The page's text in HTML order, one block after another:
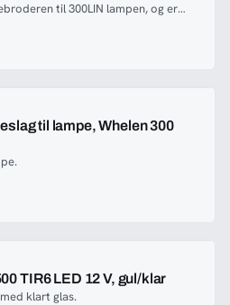
til 300LIN lampen, og er
er den kraftigste på markedet
til lampen er støbt i epoxy, for at
300LINZ6 er det rigtige valg
effekt.
til lampe, Whelen 300
TIR6 LED 12 V, gul/klar
klart glas.